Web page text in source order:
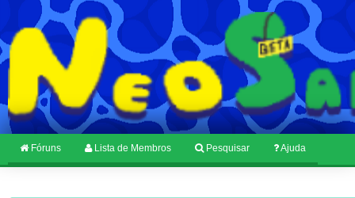
Fóruns Lista de Membros Pesquisar Ajuda